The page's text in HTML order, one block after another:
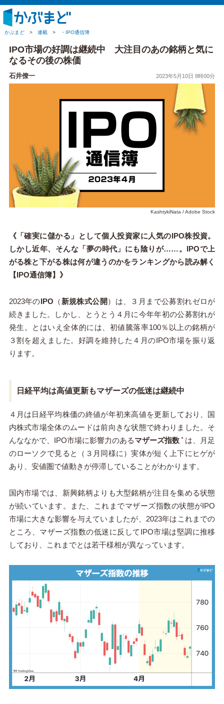
かぶまど > 連載 > ・IPO通信簿
IPO市場の好調は継続中 大注目のあの銘柄と気に
なるその後の株価
石井僚一 2023年5月10日 8時00分
KashtykiNata / Adobe Stock
《「確実に儲かる」として個人投資家に人気のIPO株投資。
しかし近年、そんな「夢の時代」にも陰りが……。IPOで上
がる株と下がる株は何が違うのかをランキングから読み解く
【IPO通信簿】》
2023年のIPO （ 新規株式公開 ）は、３月まで公募割れゼロが
続きました。しかし、とうとう４月に今年年初の公募割れが
発生。とはいえ全体的には、初値騰落率100％以上の銘柄が
３割を超えました。好調を維持した４月のIPO市場を振り返
ります。
日経平均は高値更新もマザーズの低迷は継続中
４月は日経平均株価の終値が年初来高値を更新しており、国
内株式市場全体のムードは前向きな状態で終わりました。そ
んななかで、 IPO市場に影響力のあるマザーズ指数 ＊ は、月足
のローソクで見ると（３月同様に）実体が短く上下にヒゲが
あり、安値圏で値動きが停滞していることがわかります。
国内市場では、新興銘柄よりも大型銘柄が注目を集める状態
が続いています。また、これまでマザーズ指数の状態がIPO
市場に大きな影響を与えていましたが、2023年はこれまでの
ところ、マザーズ指数の低迷に反してIPO市場は堅調に推移
しており、これまでとは若干様相が異なっています。